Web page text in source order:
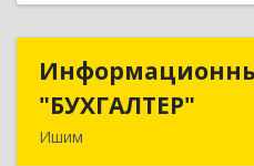
"БУХГАЛТЕР"
Ишим